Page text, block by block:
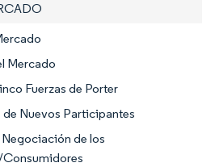
Mercado
Fuerzas de Porter
de Nuevos Participantes
de los